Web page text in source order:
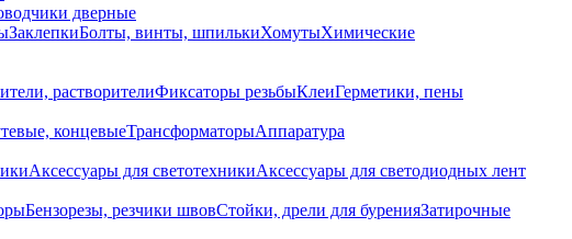
дверные
ЗаклепкиБолты, винты, шпилькиХомутыХимические
растворителиФиксаторы резьбыКлеиГерметики, пены
концевыеТрансформаторыАппаратура
Аксессуары для светотехникиАксессуары для светодиодных лент
Бензорезы, резчики швовСтойки, дрели для буренияЗатирочные